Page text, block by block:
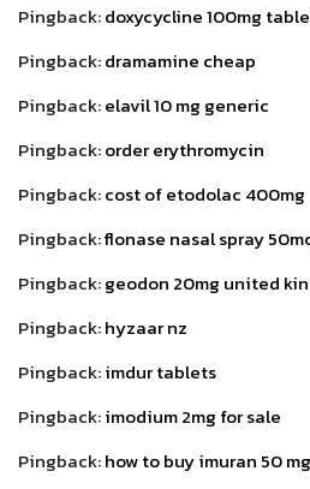
Pingback:doxycycline 100mg
Pingback:dramamine cheap
Pingback:elavil 10 mg generic
Pingback:order erythromycin
Pingback:cost of etodolac 400mg
Pingback:flonase nasal spray
Pingback:geodon 20mg united
Pingback:hyzaar nz
Pingback:imdur tablets
Pingback:imodium 2mg for sale
Pingback:how to buy imuran 50 mg